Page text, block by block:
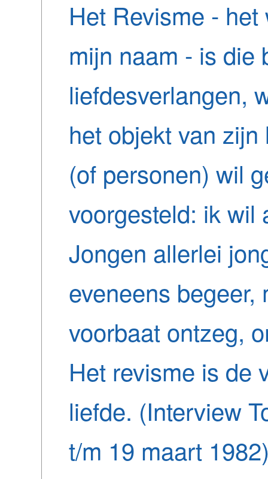
Het Revisme -
mijn naam - is die
liefdesverlangen,
het objekt van
(of personen) wil
voorgesteld: ik wil
Jongen allerlei
eveneens
voorbaat ontzeg,
Het revisme is de
liefde. (Interview
t/m 19 maart